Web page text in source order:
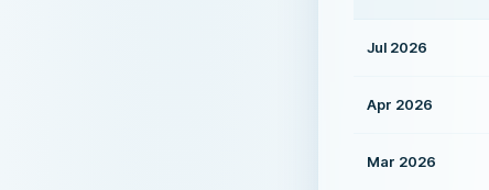
Jul 2026
Apr 2026
Mar 2026